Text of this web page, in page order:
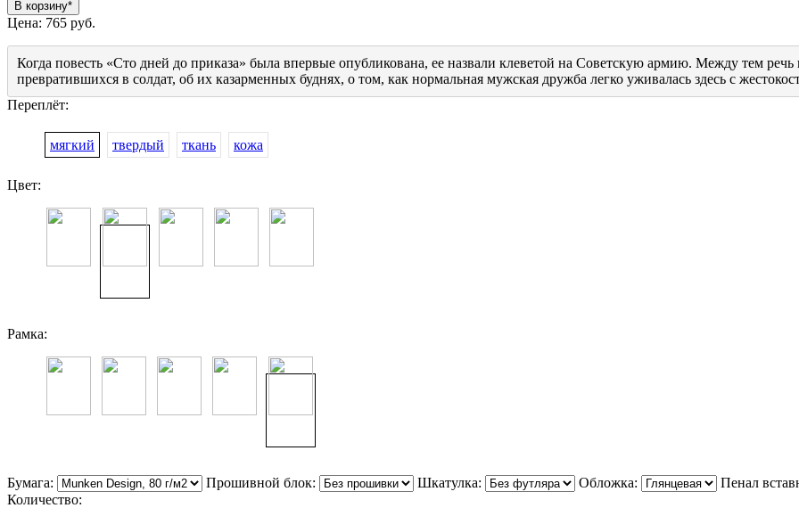
Цена: 765 руб.
Когда повесть «Сто дней до приказа» была впервые опубликована, ее назвали клеветой на Советскую армию. Между тем
превратившихся в солдат, об их казарменных буднях, о том, как нормальная мужская дружба легко уживалась здесь с
Переплёт:
мягкий твердый ткань кожа
Цвет:
Рамка:
Бумага: Прошивной блок: Шкатулка: Обложка:
Пенал
Количество: